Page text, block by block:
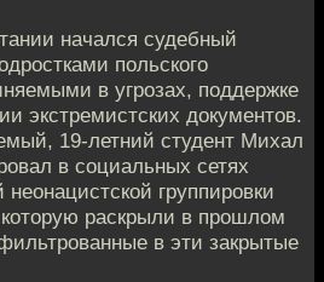
начался судебный
польского
в угрозах, поддержке
экстремистских документов.
19-летний студент Михал
в социальных сетях
группировки
раскрыли в прошлом
в эти закрытые